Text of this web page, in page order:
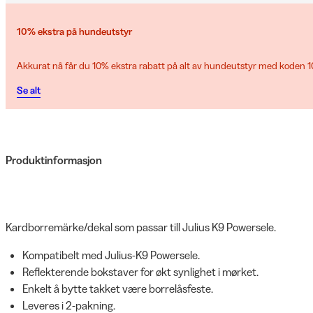
10% ekstra på hundeutstyr
Akkurat nå får du 10% ekstra rabatt på alt av hundeutstyr med koden
Se alt
Produktinformasjon
Kardborremärke/dekal som passar till Julius K9 Powersele.
Kompatibelt med Julius-K9 Powersele.
Reflekterende bokstaver for økt synlighet i mørket.
Enkelt å bytte takket være borrelåsfeste.
Leveres i 2-pakning.